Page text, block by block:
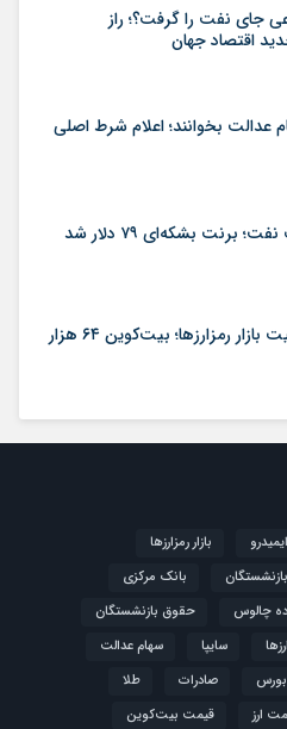
جای نفت را گرفت؟؛ راز
اقتصاد جهان
عدالت بخوانند؛ اعلام شرط اصلی
برنت بشکه‌ای ۷۹ دلار شد
آخرین وضعیت بازار رمزارزها؛ بیت‌کوین ۶۴ هزار
ایمیدرو
بازار رمزارزها
بازنشستگان
بانک مرکزی
چالوس
حقوق بازنشستگان
سایپا
سهام عدالت
صادرات
طلا
ارز
قیمت بیت‌کوین